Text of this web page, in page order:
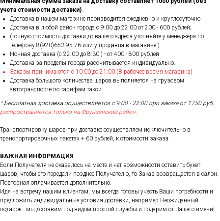
учета стоимости доставки).
Доставка в нашем магазине производится ежедневно и круглосуточно.
Доставка в любой район города c 9:00 до 22:00 от 200 - 600 рублей;
(точную стоимость доставки до вашего адреса уточняйте у менеджера по
телефону 8(920)653-95-76 или у продавца в магазине.)
Ночная доставка (с 22:00 до 8:30 ) - от 400 - 800 рублей
Доставка за пределы города рассчитывается индивидуально.
Заказы принимаются с 10:00 до 21:00 (В рабочее время магазина)
Доставка большого количества шаров выполняется на грузовом
автотранспорте по тарифам такси.
* Бесплатная доставка осуществляется с 9:00 - 22:00 при заказе от 1750 руб,
распространяется только на Фрунзенский район.
Транспортировку шаров при доставке осуществляем исключительно в
транспортировочных пакетах + 60 рублей, к стоимости заказа.
ВАЖНАЯ ИНФОРМАЦИЯ
Если Получателя не оказалось на месте и нет возможности оставить букет
шаров, чтобы его передали позднее Получателю, то Заказ возвращается в салон.
Повторная оплачивается дополнительно.
Идя на встречу нашим клиентам, мы всегда готовы учесть Ваши потребности и
предложить индивидуальные условия доставки, например Неожиданный
подарок - мы доставим под видом простой службы и подарим от Вашего имени!